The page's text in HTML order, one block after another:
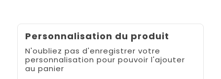
Personnalisation du produit
N'oubliez pas d'enregistrer votre
personnalisation pour pouvoir l'ajouter
au panier